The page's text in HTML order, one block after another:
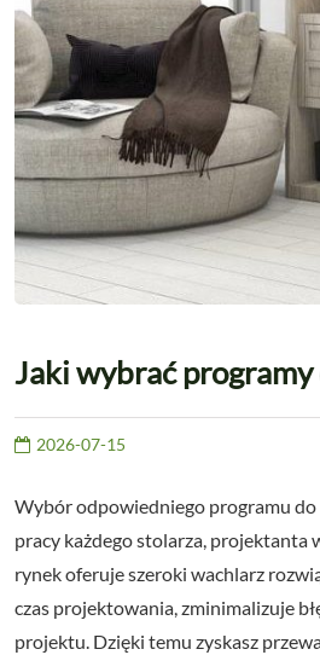
Jaki wybrać
2026-07-15
Wybór odpowiedniego programu
pracy każdego stolarza, projektanta
rynek oferuje szeroki wachlarz
czas projektowania, zminimalizuje
projektu. Dzięki temu zyskasz